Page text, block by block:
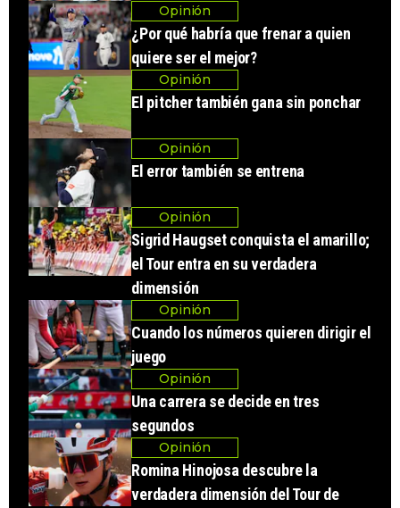
Opinión
¿Por qué habría que frenar a quien
quiere ser el mejor?
Opinión
El pitcher también gana sin ponchar
Opinión
El error también se entrena
Opinión
Sigrid Haugset conquista el amarillo;
el Tour entra en su verdadera
dimensión
Opinión
Cuando los números quieren dirigir el
juego
Opinión
Una carrera se decide en tres
segundos
Opinión
Romina Hinojosa descubre la
verdadera dimensión del Tour de